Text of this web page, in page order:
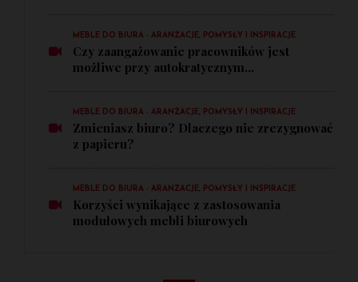
MEBLE DO BIURA - ARANŻACJE, POMYSŁY I INSPIRACJE
Czy zaangażowanie pracowników jest
możliwe przy autokratycznym...
MEBLE DO BIURA - ARANŻACJE, POMYSŁY I INSPIRACJE
Zmieniasz biuro? Dlaczego nie zrezygnować
z papieru?
MEBLE DO BIURA - ARANŻACJE, POMYSŁY I INSPIRACJE
Korzyści wynikające z zastosowania
modułowych mebli biurowych